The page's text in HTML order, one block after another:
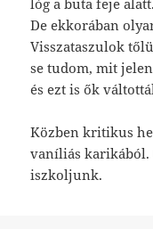
De ekkorában
Visszataszulok
se tudom, mit
és ezt is ők
Közben kritikus
vaníliás
iszkoljunk.